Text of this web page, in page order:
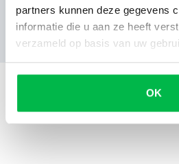
partners kunnen deze gegevens
informatie die u aan ze heeft
verzameld op basis van uw
OK
Nog geen reviews